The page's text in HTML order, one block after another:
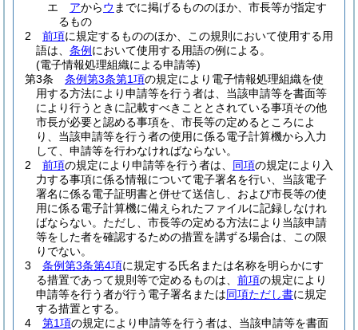
エ
アからウ までに掲げるもののほか、市長等が指定す
るもの
2
前項に規定するもののほか、この規則において使用する用
語は、 条例 において使用する用語の例による。
(電子情報処理組織による申請等)
第3条
条例第3条第1項の規定により電子情報処理組織を使
用する方法により申請等を行う者は、当該申請等を書面等
により行うときに記載すべきこととされている事項その他
市長が必要と認める事項を、市長等の定めるところによ
り、当該申請等を行う者の使用に係る電子計算機から入力
して、申請等を行わなければならない。
2
前項の規定により申請等を行う者は、 同項の規定により入
力する事項に係る情報について電子署名を行い、当該電子
署名に係る電子証明書と併せて送信し、および市長等の使
用に係る電子計算機に備えられたファイルに記録しなけれ
ばならない。 ただし、市長等の定める方法により当該申請
等をした者を確認するための措置を講ずる場合は、この限
りでない。
3
条例第3条第4項に規定する氏名または名称を明らかにす
る措置であって規則等で定めるものは、 前項の規定により
申請等を行う者が行う電子署名または同項ただし書に規定
する措置とする。
4
第1項の規定により申請等を行う者は、当該申請等を書面